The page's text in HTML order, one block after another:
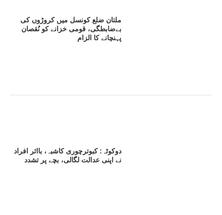
ملتان ضلع کونسل میں کروڑوں کی
بےضابطگی، قومی خزانے کو نُقصان
پہنچانے کا الزام
دوکوٹہ: کبوترچوری کاشبہ، بااثر افراد
نے اپنی عدالت لگالی، بچے پر تشدد